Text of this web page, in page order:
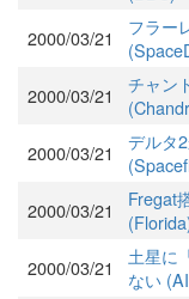
2000/03/21
フラー
2000/03/21
チャン
2000/03/21
デルタ
2000/03/21
Fregat
2000/03/21
土星に
ない